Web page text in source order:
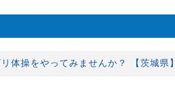
体操をやってみませんか？ 【茨城県】